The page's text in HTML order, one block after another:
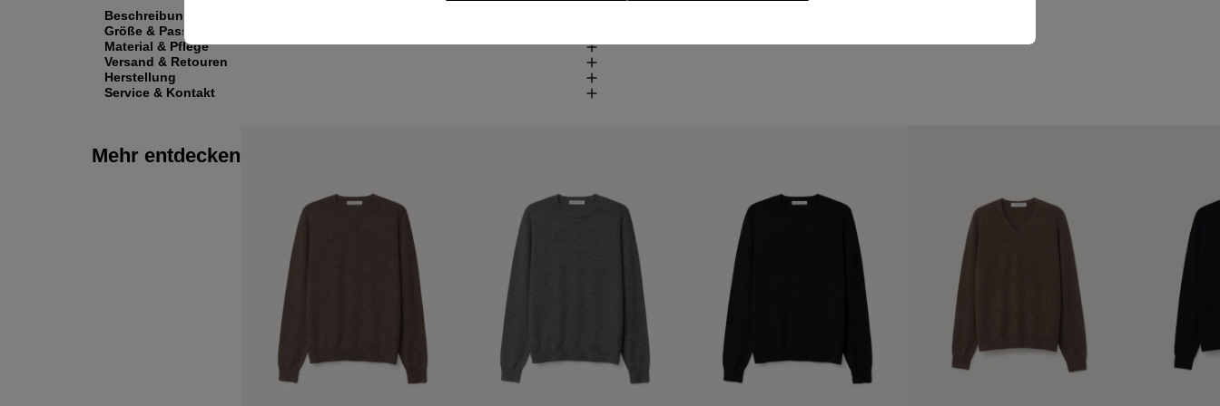
Beschreibung
Größe & Passform
Material & Pflege
Versand & Retouren
Herstellung
Service & Kontakt
Mehr entdecken